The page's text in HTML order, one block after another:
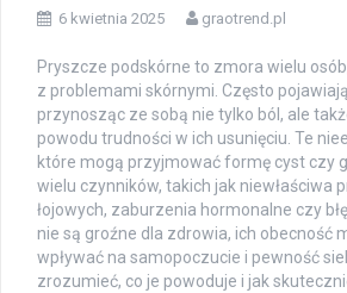
6 kwietnia 2025 graotrend.pl
Pryszcze podskórne to zmora wielu
z problemami skórnymi. Często
przynosząc ze sobą nie tylko ból, ale
powodu trudności w ich usunięciu. Te
które mogą przyjmować formę cyst czy
wielu czynników, takich jak niewłaściwa
łojowych, zaburzenia hormonalne czy
nie są groźne dla zdrowia, ich obecność
wpływać na samopoczucie i pewność
zrozumieć, co je powoduje i jak